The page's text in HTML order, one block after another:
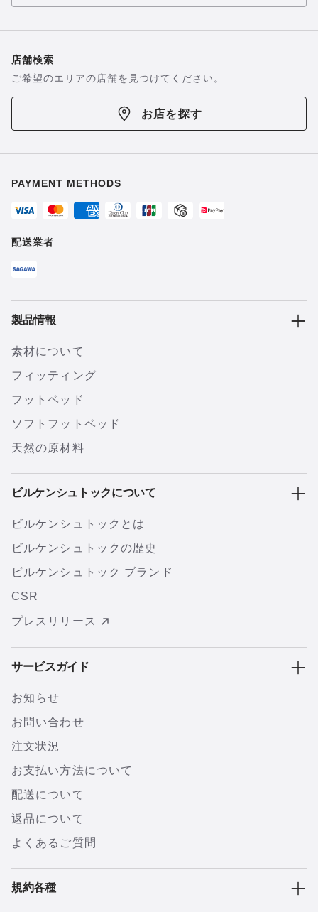
店舗検索
ご希望のエリアの店舗を見つけてください。
お店を探す
PAYMENT METHODS
配送業者
製品情報
素材について
フィッティング
フットベッド
ソフトフットベッド
天然の原材料
ビルケンシュトックについて
ビルケンシュトックとは
ビルケンシュトックの歴史
ビルケンシュトック ブランド
CSR
プレスリリース
サービスガイド
お知らせ
お問い合わせ
注文状況
お支払い方法について
配送について
返品について
よくあるご質問
規約各種